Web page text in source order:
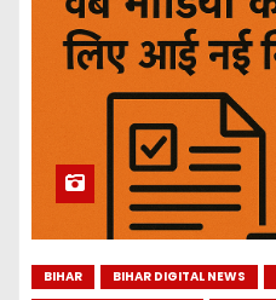
BIHAR BIHAR DIGITAL NEWS